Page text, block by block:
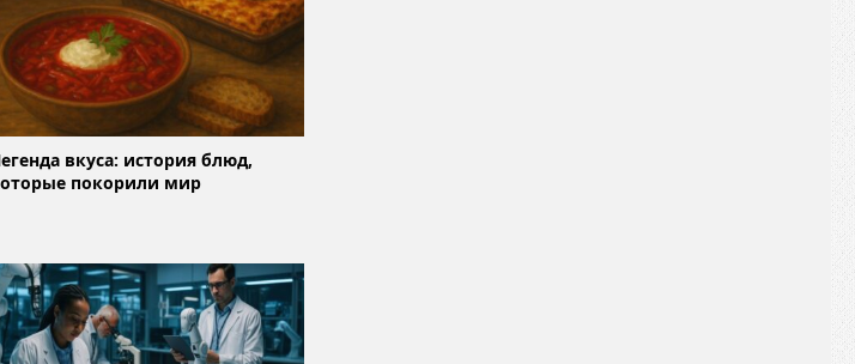
вкуса: история блюд,
покорили мир